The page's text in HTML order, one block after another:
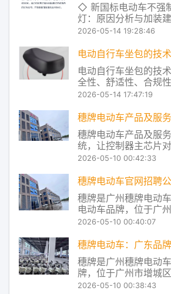
◇ 新国标电动车不强
灯：原因分析与加装
《电动自行车安全技
给予生产厂家更大的
的具体要求，解释转
因，并给出相关加装建
2026-05-14 19:28:46
电动自行车坐包的技
电动自行车坐包的技
全性、舒适性、合规
方面。结合当前（
技术要点‌ ‌符合国标限
及转向灵活性‌‌‌ 。 ‌总
2026-05-14 17:47:19
穗牌电动车产品及服务
穗牌电动车产品及服
统，让控制器主芯片
进行实时监控，从而
机在行驶中能得到合
工作过程中进行实时
MTH互
2026-05-10 00:42:33
穗牌电动车官网招聘
穗牌是广州穗牌电动
电动车品牌，位于广
人为陈洁，其于2009
经营电动自行车、电
了Redstone控制系统
2026-05-10 00:40:07
穗牌电动车：广东品牌
穗牌是广州穗牌电动
牌，位于广州市增城
洁，其于2009年任飞
2026-05-10 00:38:43